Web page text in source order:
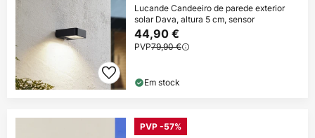
Lucande Candeeiro de parede exterior
solar Dava, altura 5 cm, sensor
44,90 €
PVP79,90 €
Em stock
PVP -57%